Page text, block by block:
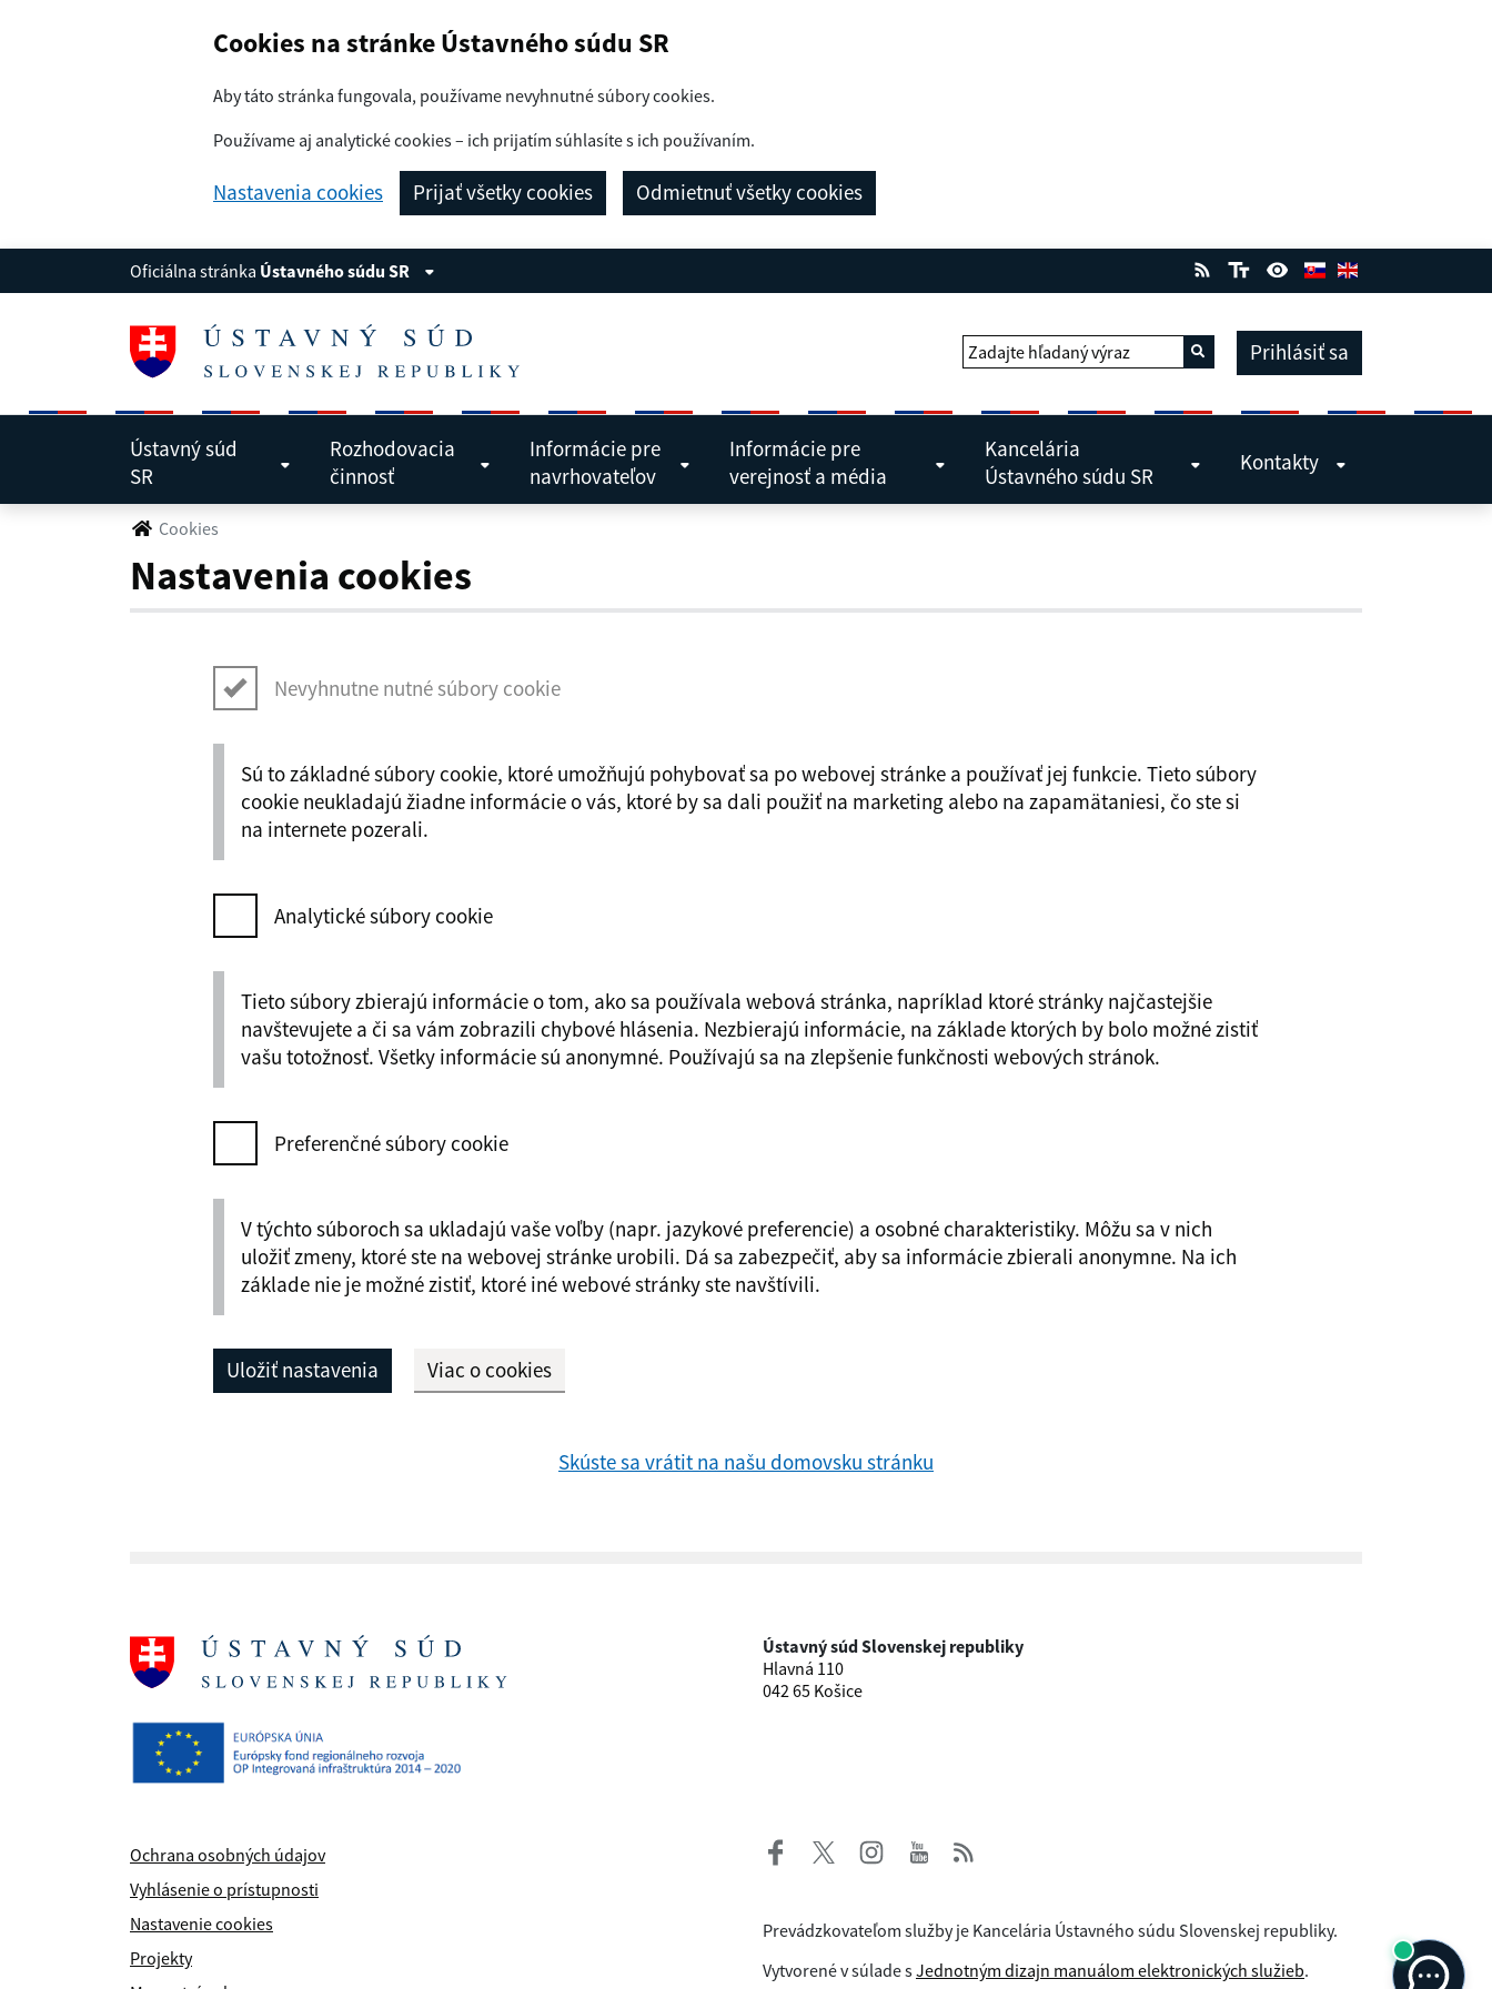
Cookies na stránke Ústavného súdu SR
Aby táto stránka fungovala, používame nevyhnutné súbory cookies.
Používame aj analytické cookies – ich prijatím súhlasíte s ich používaním.
Nastavenia cookies Prijať všetky cookies Odmietnuť všetky cookies
Oficiálna stránka Ústavného súdu SR
Zadajte hľadaný výraz Vyhľadať Prihlásiť sa
Ústavný súd
SR
Rozhodovacia
činnosť
Informácie pre
navrhovateľov
Informácie pre
verejnosť a média
Kancelária
Ústavného súdu SR
Kontakty
Cookies
Cookies
Nastavenia cookies
Nevyhnutne nutné súbory cookie
Sú to základné súbory cookie, ktoré umožňujú pohybovať sa po webovej stránke a používať jej funkcie. Tieto súbory
cookie neukladajú žiadne informácie o vás, ktoré by sa dali použiť na marketing alebo na zapamätaniesi, čo ste si
na internete pozerali.
Analytické súbory cookie
Tieto súbory zbierajú informácie o tom, ako sa používala webová stránka, napríklad ktoré stránky najčastejšie
navštevujete a či sa vám zobrazili chybové hlásenia. Nezbierajú informácie, na základe ktorých by bolo možné zistiť
vašu totožnosť. Všetky informácie sú anonymné. Používajú sa na zlepšenie funkčnosti webových stránok.
Preferenčné súbory cookie
V týchto súboroch sa ukladajú vaše voľby (napr. jazykové preferencie) a osobné charakteristiky. Môžu sa v nich
uložiť zmeny, ktoré ste na webovej stránke urobili. Dá sa zabezpečiť, aby sa informácie zbierali anonymne. Na ich
základe nie je možné zistiť, ktoré iné webové stránky ste navštívili.
Uložiť nastavenia Viac o cookies
Skúste sa vrátit na našu domovsku stránku
Ústavný súd Slovenskej republiky
Hlavná 110
042 65 Košice
Ochrana osobných údajov
Vyhlásenie o prístupnosti
Nastavenie cookies
Projekty
Prevádzkovateľom služby je Kancelária Ústavného súdu Slovenskej republiky.
Vytvorené v súlade sJednotným dizajn manuálom elektronických služieb.